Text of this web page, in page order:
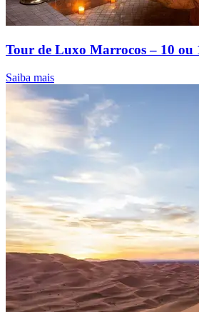
Tour de Luxo Marrocos – 10 ou
Saiba mais